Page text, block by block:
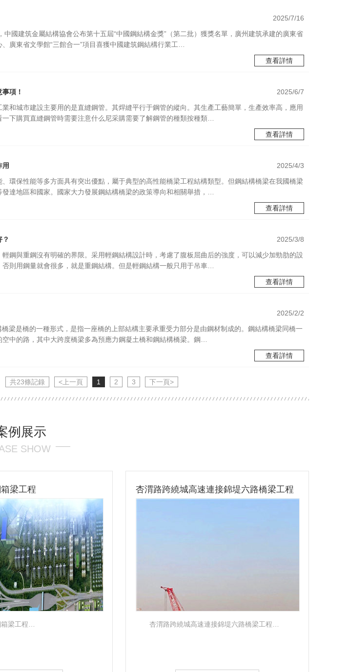
2025/7/16
中國建筑金屬結構協會公布第十五屆“中國鋼結構金獎”（第二批）獲獎名單，廣州建筑承建的廣東省
廣東省文學館“三館合一”項目喜獲中國建筑鋼結構行業工…
查看詳情
2025/6/7
項！
和城市建設主要用的是直縫鋼管。其焊縫平行于鋼管的縱向。其生產工藝簡單，生產效率高，應用
下購買直縫鋼管時需要注意什么尼采購需要了解鋼管的種類按種類…
查看詳情
2025/4/3
用
環保性能等多方面具有突出優點，屬于典型的高性能橋梁工程結構類型。但鋼結構橋梁在我國橋梁
達地區和國家。國家大力發展鋼結構橋梁的政策導向和相關舉措，…
查看詳情
2025/3/8
鋼與重鋼沒有明確的界限。采用輕鋼結構設計時，考慮了腹板屈曲后的強度，可以減少加勁肋的設
則用鋼量就會很多，就是重鋼結構。但是輕鋼結構一般只用于吊車…
查看詳情
2025/2/2
梁是橋的一種形式，是指一座橋的上部結構主要承重受力部分是由鋼材制成的。鋼結構橋梁同橋一
中的路，其中大跨度橋梁多為預應力鋼凝土橋和鋼結構橋梁。鋼…
查看詳情
共23條記錄 <上一頁 1 2 3 下一頁>
例展示
SHOW
梁工程
梁工程…
杏渭路跨繞城高速連接錦堤六路橋梁工程
杏渭路跨繞城高速連接錦堤六路橋梁工程…